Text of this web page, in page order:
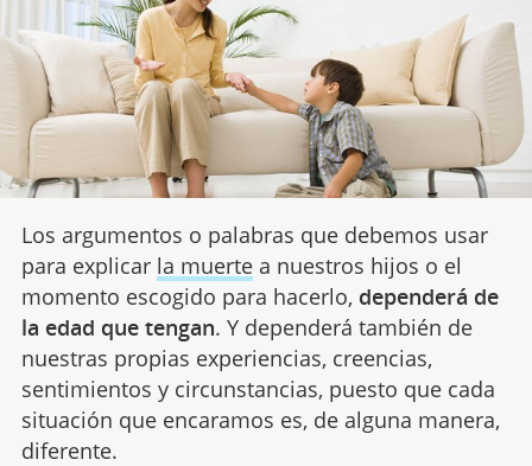
Los argumentos o palabras que debemos usar
para explicar la muertea nuestros hijos o el
momento escogido para hacerlo, dependerá de
la edad que tengan. Y dependerá también de
nuestras propias experiencias, creencias,
sentimientos y circunstancias, puesto que cada
situación que encaramos es, de alguna manera,
diferente.